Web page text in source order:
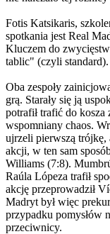
Fotis Katsikaris,
spotkania jest Real
Kluczem do
tablic" (czyli
Oba zespoły
grą. Starały się ją
potrafił trafić do kosza
wspomniany chaos.
ujrzeli pierwszą
akcji, w ten sam
Williams (7:8).
Raúla Lópeza trafił
akcję przeprowadził
Madryt był więc
przypadku pomysłów
przeciwnicy.